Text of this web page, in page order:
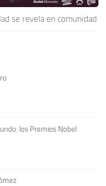
se revela en comunidad
los Premios Nobel